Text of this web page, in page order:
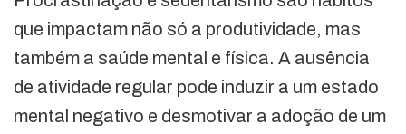
que impactam não só a produtividade, mas
também a saúde mental e física. A ausência
de atividade regular pode induzir a um estado
mental negativo e desmotivar a adoção de um